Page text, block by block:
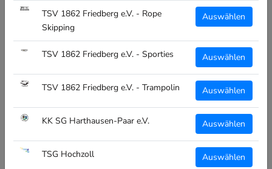
TSV 1862 Friedberg e.V. - Rope
Skipping
Auswählen
TSV 1862 Friedberg e.V. - Sporties Auswählen
TSV 1862 Friedberg e.V. - Trampolin Auswählen
KK SG Harthausen-Paar e.V. Auswählen
TSG Hochzoll Auswählen
Unisex
Menge:
IN DEN WARENKORB